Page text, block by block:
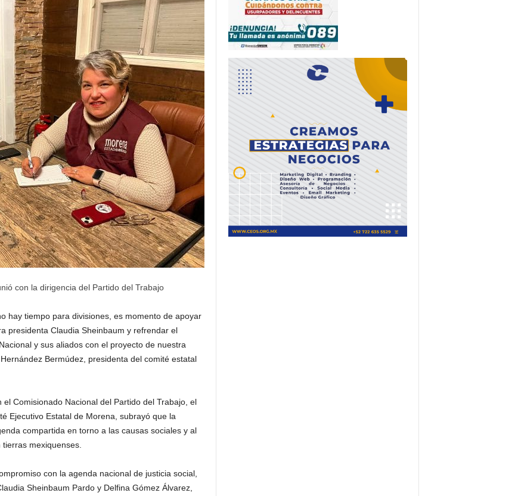
con la dirigencia del Partido del Trabajo
hay tiempo para divisiones, es momento de apoyar
presidenta Claudia Sheinbaum y refrendar el
y sus aliados con el proyecto de nuestra
Bermúdez, presidenta del comité estatal
Comisionado Nacional del Partido del Trabajo, el
Ejecutivo Estatal de Morena, subrayó que la
compartida en torno a las causas sociales y al
mexiquenses.
con la agenda nacional de justicia social,
Sheinbaum Pardo y Delfina Gómez Álvarez,